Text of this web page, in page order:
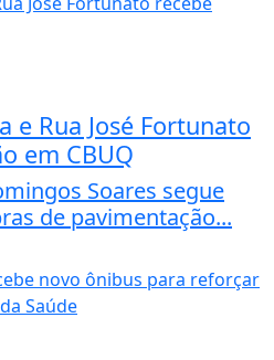
e Rua José Fortunato
em CBUQ
Soares segue
de pavimentação...